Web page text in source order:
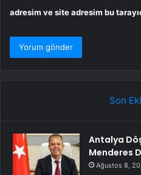
adresim ve site adresim bu
Son
Antalya
Menderes
Ağustos 8,